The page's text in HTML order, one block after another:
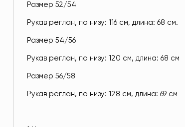
Размер 52/54
Рукав реглан, по низу: 116 см, длина: 68 см.
Размер 54/56
Рукав реглан, по низу: 120 см, длина: 68 см
Размер 56/58
Рукав реглан, по низу: 128 см, длина: 69 см